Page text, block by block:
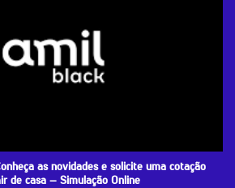
as novidades e solicite uma cotação
de casa – Simulação Online